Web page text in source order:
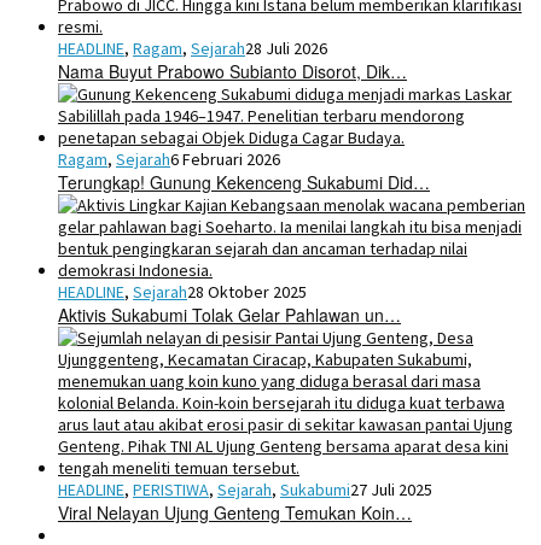
HEADLINE, Ragam, Sejarah28 Juli 2026
Nama Buyut Prabowo Subianto Disorot, Dik…
Ragam, Sejarah6 Februari 2026
Terungkap! Gunung Kekenceng Sukabumi Did…
HEADLINE, Sejarah28 Oktober 2025
Aktivis Sukabumi Tolak Gelar Pahlawan un…
HEADLINE, PERISTIWA, Sejarah, Sukabumi27 Juli 2025
Viral Nelayan Ujung Genteng Temukan Koin…